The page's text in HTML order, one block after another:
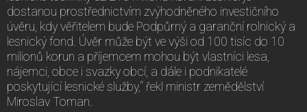
dostanou prostřednictvím zvýhodněného investičního
úvěru, kdy věřitelem bude Podpůrný a garanční rolnický a
lesnický fond. Úvěr může být ve výši od 100 tisíc do 10
milionů korun a příjemcem mohou být vlastníci lesa,
nájemci, obce i svazky obcí, a dále i podnikatelé
poskytující lesnické služby,“ řekl ministr zemědělství
Miroslav Toman.